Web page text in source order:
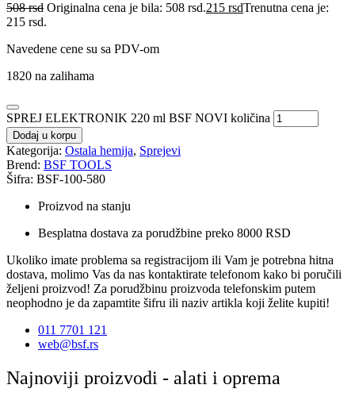
508rsd Originalna cena je bila: 508 rsd.215 rsdTrenutna cena je:
215 rsd.
Navedene cene su sa PDV-om
1820 na zalihama
SPREJ ELEKTRONIK 220 ml BSF NOVI količina
Dodaj u korpu
Kategorija: Ostala hemija, Sprejevi
Brend: BSF TOOLS
Šifra: BSF-100-580
Proizvod na stanju
Besplatna dostava za porudžbine preko 8000 RSD
Ukoliko imate problema sa registracijom ili Vam je potrebna hitna
dostava, molimo Vas da nas kontaktirate telefonom kako bi poručili
željeni proizvod! Za porudžbinu proizvoda telefonskim putem
neophodno je da zapamtite šifru ili naziv artikla koji želite kupiti!
011 7701 121
web@bsf.rs
Najnoviji proizvodi - alati i oprema